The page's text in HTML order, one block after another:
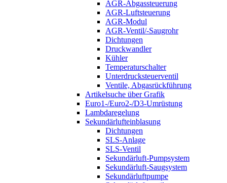
AGR-Abgassteuerung
AGR-Luftsteuerung
AGR-Modul
AGR-Ventil/-Saugrohr
Dichtungen
Druckwandler
Kühler
Temperaturschalter
Unterdrucksteuerventil
Ventile, Abgasrückführung
Artikelsuche über Grafik
Euro1-/Euro2-/D3-Umrüstung
Lambdaregelung
Sekundärlufteinblasung
Dichtungen
SLS-Anlage
SLS-Ventil
Sekundärluft-Pumpsystem
Sekundärluft-Saugsystem
Sekundärluftpumpe